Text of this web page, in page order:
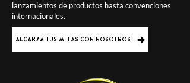
lanzamientos de productos hasta convenciones
internacionales.
ALCANZA TUS METAS CON NOSOTROS